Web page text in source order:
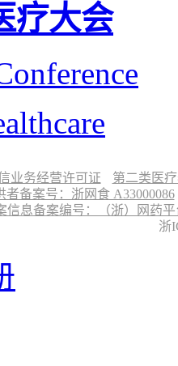
疗大会
业务经营许可证
第二类医
备案号：浙网食 A33000086
息备案编号：（浙）网药平
浙